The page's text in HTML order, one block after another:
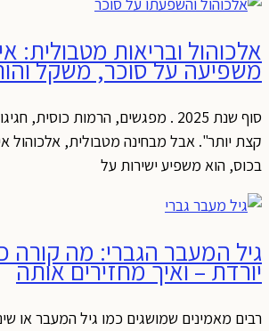
אלכוהול ובריאות מטבולית:
משפיעה על סוכר, משקל
סוף שנת 2025 . מפגשים, הרמות כוסית,
קצת יותר". אבל מבחינה מטבולית, אלכוהול
בכוס, הוא משפיע ישירות על
גיל המעבר הגברי: מה קורה
יורדת – ואיך מחזירים אותה
רבים מאמינים שמושגים כמו גיל המעבר או